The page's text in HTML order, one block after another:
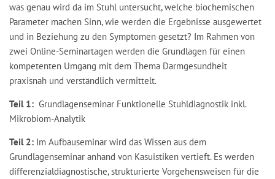
was genau wird da im Stuhl untersucht, welche biochemischen
Parameter machen Sinn, wie werden die Ergebnisse ausgewertet
und in Beziehung zu den Symptomen gesetzt? Im Rahmen von
zwei Online-Seminartagen werden die Grundlagen für einen
kompetenten Umgang mit dem Thema Darmgesundheit
praxisnah und verständlich vermittelt.
Teil 1: Grundlagenseminar Funktionelle Stuhldiagnostik inkl.
Mikrobiom-Analytik
Teil 2: Im Aufbauseminar wird das Wissen aus dem
Grundlagenseminar anhand von Kasuistiken vertieft. Es werden
differenzialdiagnostische, strukturierte Vorgehensweisen für die